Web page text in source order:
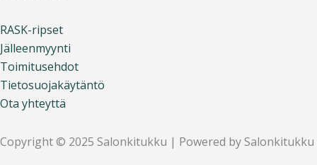
m
RASK-ripset
Jälleenmyynti
Toimitusehdot
Tietosuojakäytäntö
Ota yhteyttä
Copyright © 2025 Salonkitukku | Powered by Salonkitukku